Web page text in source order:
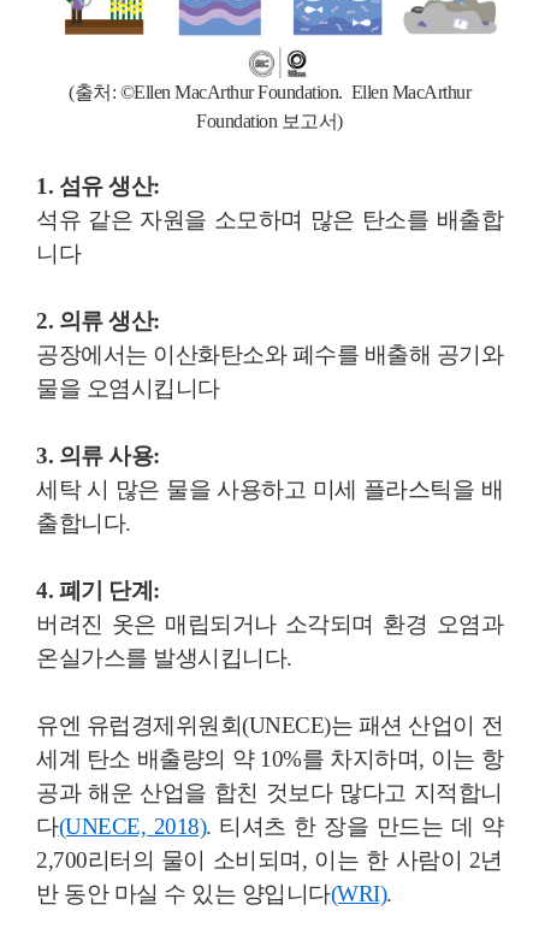
(출처: ©Ellen MacArthur Foundation. Ellen MacArthur
Foundation 보고서)
1. 섬유 생산:
석유 같은 자원을 소모하며 많은 탄소를 배출합
니다
2. 의류 생산:
공장에서는 이산화탄소와 폐수를 배출해 공기와
물을 오염시킵니다
3. 의류 사용:
세탁 시 많은 물을 사용하고 미세 플라스틱을 배
출합니다.
4. 폐기 단계:
버려진 옷은 매립되거나 소각되며 환경 오염과
온실가스를 발생시킵니다.
유엔 유럽경제위원회(UNECE)는 패션 산업이 전
세계 탄소 배출량의 약 10%를 차지하며, 이는 항
공과 해운 산업을 합친 것보다 많다고 지적합니
다(UNECE, 2018). 티셔츠 한 장을 만드는 데 약
2,700리터의 물이 소비되며, 이는 한 사람이 2년
반 동안 마실 수 있는 양입니다(WRI).